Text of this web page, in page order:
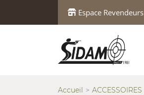
Espace Revendeurs
Accueil ACCESSOIRES